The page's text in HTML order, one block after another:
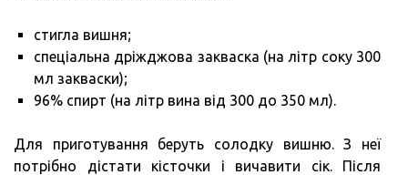
стигла вишня;
спеціальна дріжджова закваска (на літр соку 300
мл закваски);
96% спирт (на літр вина від 300 до 350 мл).
Для приготування беруть солодку вишню. З неї
потрібно дістати кісточки і вичавити сік. Після